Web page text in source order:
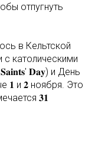
отпугнуть
в Кельтской
с католическими
𝐃𝐚𝐲) и День
𝟏 и 𝟐 ноября. Это
𝟑𝟏